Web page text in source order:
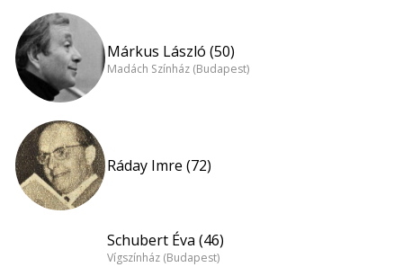
Márkus László (50)
Madách Színház (Budapest)
Ráday Imre (72)
Schubert Éva (46)
Vígszínház (Budapest)